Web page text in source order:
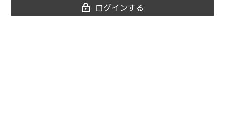
ログインする